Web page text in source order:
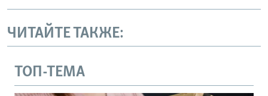
ЧИТАЙТЕ ТАКЖЕ:
ТОП-ТЕМА